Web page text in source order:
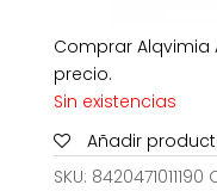
Comprar Alqvimia
precio.
Sin existencias
Añadir
SKU: 8420471011190